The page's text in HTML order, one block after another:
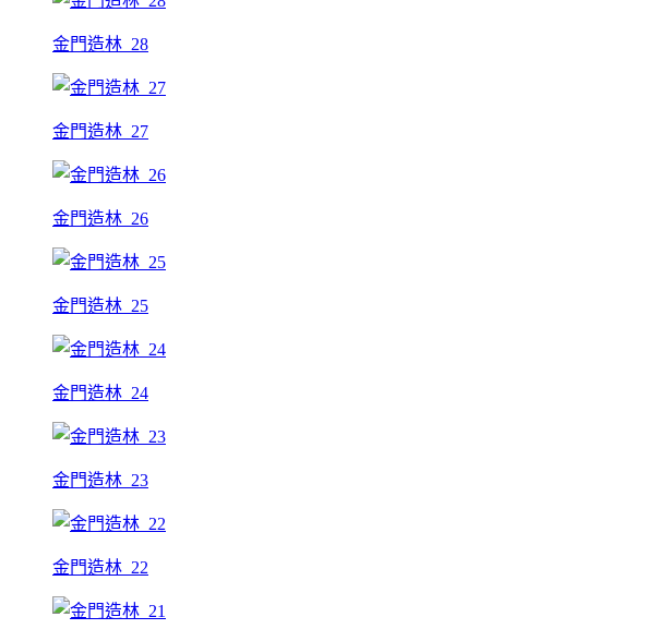
金門造林_28
金門造林_27
金門造林_26
金門造林_25
金門造林_24
金門造林_23
金門造林_22